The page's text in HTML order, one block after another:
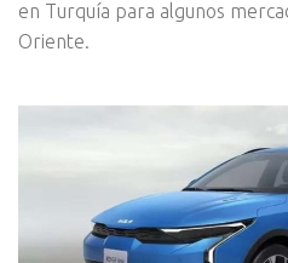
en Turquía para algunos
Oriente.